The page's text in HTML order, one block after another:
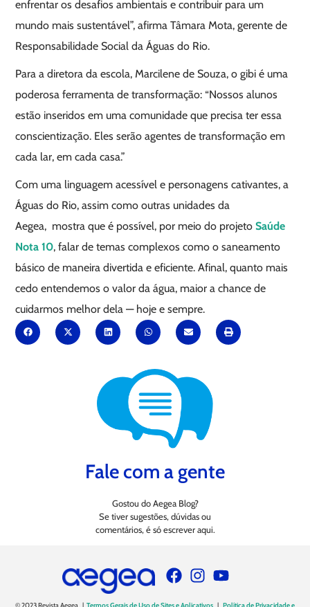
enfrentar os desafios ambientais e contribuir para um
mundo mais sustentável”, afirma Tâmara Mota, gerente de
Responsabilidade Social da Águas do Rio.
Para a diretora da escola, Marcilene de Souza, o gibi é uma
poderosa ferramenta de transformação: “Nossos alunos
estão inseridos em uma comunidade que precisa ter essa
conscientização. Eles serão agentes de transformação em
cada lar, em cada casa.”
Com uma linguagem acessível e personagens cativantes, a
Águas do Rio, assim como outras unidades da
Aegea, mostra que é possível, por meio do projetoSaúde
Nota 10, falar de temas complexos como o saneamento
básico de maneira divertida e eficiente. Afinal, quanto mais
cedo entendemos o valor da água, maior a chance de
cuidarmos melhor dela — hoje e sempre.
Fale com a gente
Gostou do Aegea Blog?
Se tiver sugestões, dúvidas ou
comentários, é só escrever aqui.